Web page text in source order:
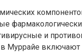
и
Муррайе включают